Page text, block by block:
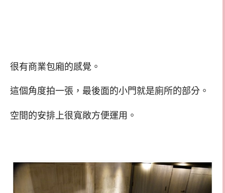
很有商業包廂的感覺。
這個角度拍一張，最後面的小門就是廁所的部分。
空間的安排上很寬敞方便運用。